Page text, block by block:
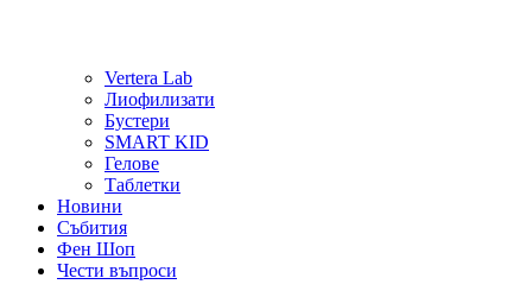
Vertera Lab
Лиофилизати
Бустери
SMART KID
Гелове
Таблетки
Новини
Събития
Фен Шоп
Чести въпроси